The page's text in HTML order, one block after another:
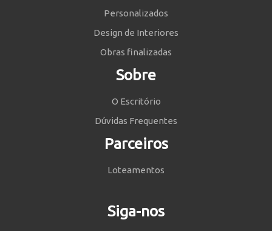
Personalizados
Design de Interiores
Obras finalizadas
Sobre
O Escritório
Dúvidas Frequentes
Parceiros
Loteamentos
Siga-nos